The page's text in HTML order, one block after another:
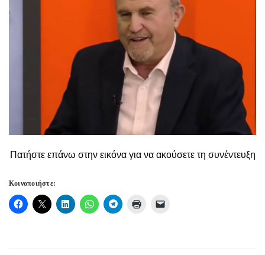
Πατήστε επάνω στην εικόνα για να ακούσετε τη συνέντευξη
Κοινοποιήστε: